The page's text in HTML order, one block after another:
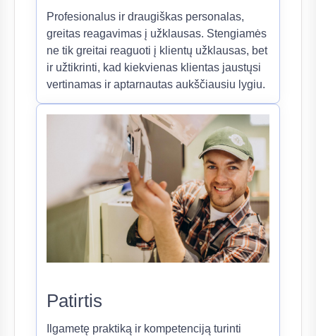
Profesionalus ir draugiškas personalas,
greitas reagavimas į užklausas. Stengiamės
ne tik greitai reaguoti į klientų užklausas, bet
ir užtikrinti, kad kiekvienas klientas jaustųsi
vertinamas ir aptarnautas aukščiausiu lygiu.
Patirtis
Ilgametę praktiką ir kompetenciją turinti